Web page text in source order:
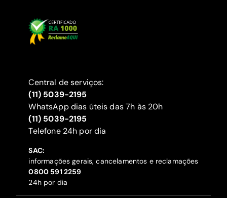
Central de serviços:
(11) 5039-2195
WhatsApp dias úteis das 7h às 20h
(11) 5039-2195
‍Telefone 24h por dia
SAC:
informações gerais, cancelamentos e reclamações
‍0800 591 2259
24h por dia